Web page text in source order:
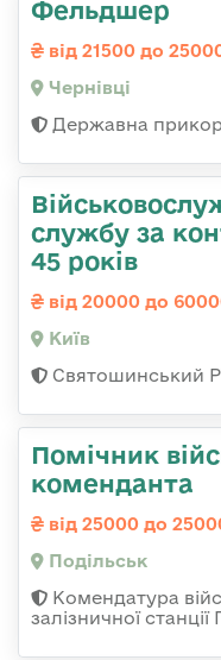
Фельдшер
від 21500 до
Чернівці
Державна
службу за
45 років
від 20000 до
Київ
Святошинський
Помічник
коменданта
від 25000 до
Подільськ
Комендатура
залізничної станції